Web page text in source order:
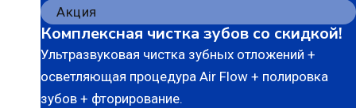
Акция
Комплексная чистка зубов со скидкой!
Ультразвуковая чистка зубных отложений +
осветляющая процедура Air Flow + полировка
зубов + фторирование.